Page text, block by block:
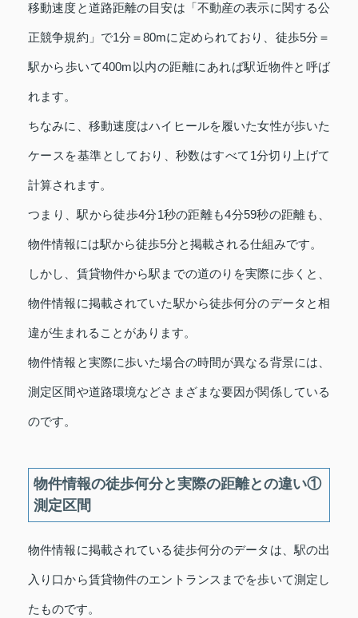
移動速度と道路距離の目安は「不動産の表示に関する公
正競争規約」で1分＝80mに定められており、徒歩5分＝
駅から歩いて400m以内の距離にあれば駅近物件と呼ば
れます。
ちなみに、移動速度はハイヒールを履いた女性が歩いた
ケースを基準としており、秒数はすべて1分切り上げて
計算されます。
つまり、駅から徒歩4分1秒の距離も4分59秒の距離も、
物件情報には駅から徒歩5分と掲載される仕組みです。
しかし、賃貸物件から駅までの道のりを実際に歩くと、
物件情報に掲載されていた駅から徒歩何分のデータと相
違が生まれることがあります。
物件情報と実際に歩いた場合の時間が異なる背景には、
測定区間や道路環境などさまざまな要因が関係している
のです。
物件情報の徒歩何分と実際の距離との違い①
測定区間
物件情報に掲載されている徒歩何分のデータは、駅の出
入り口から賃貸物件のエントランスまでを歩いて測定し
たものです。